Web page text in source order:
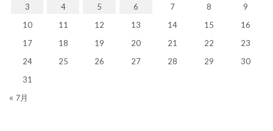
3 4 5 6 7 8
9
10
11 12 13 14 15
16
17
18 19 20 21 22
23
24
25 26 27 28 29
30
31
« 7月